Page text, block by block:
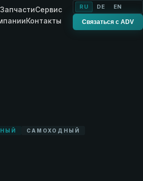
ЗапчастиСервис
Контакты
RU DE EN
Связаться с ADV
САМОХОДНЫЙ